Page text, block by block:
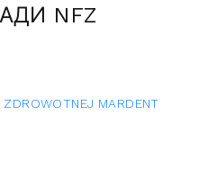
NFZ
ZDROWOTNEJ MARDENT